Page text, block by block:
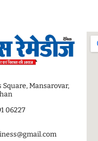
Square, Mansarovar,
06227